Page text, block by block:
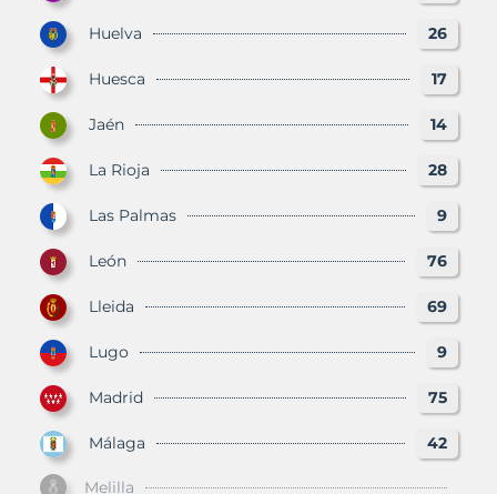
Huelva 26
Huesca 17
Jaén 14
La Rioja 28
Las Palmas 9
León 76
Lleida 69
Lugo 9
Madrid 75
Málaga 42
Melilla